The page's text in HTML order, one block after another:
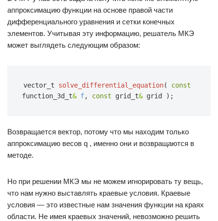
аппроксимацию функции на основе правой части
дифференциального уравнения и сетки конечных
элементов. Учитывая эту информацию, решатель МКЭ
может выглядеть следующим образом:
vector_t solve_differential_equation(
const
function_3d_t& f, const grid_t& grid );
Возвращается вектор, потому что мы находим только
аппроксимацию весов q , именно они и возвращаются в
методе.
Но при решении МКЭ мы не можем игнорировать ту вещь,
что нам нужно выставлять краевые условия. Краевые
условия — это известные нам значения функции на краях
области. Не имея краевых значений, невозможно решить